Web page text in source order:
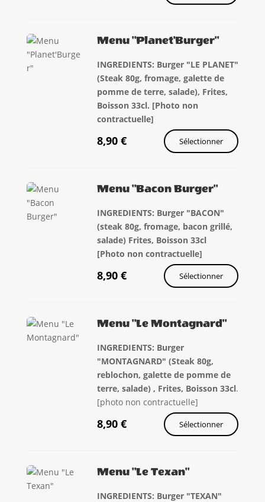
Menu "Planet'Burger"
INGREDIENTS: Burger "LE PLANET"
(Steak 80g, fromage, galette de
pomme de terre, salade), Frites,
Boisson 33cl. [Photo non
contractuelle]
8,90 € Sélectionner
Menu "Bacon Burger"
INGREDIENTS: Burger "BACON"
(steak 80g, fromage, bacon grillé,
salade) Frites, Boisson 33cl
[Photo non contractuelle]
8,90 € Sélectionner
Menu "Le Montagnard"
INGREDIENTS: Burger
"MONTAGNARD" (Steak 80g,
reblochon, galette de pomme de
terre, salade) , Frites, Boisson 33cl.
[photo non contractuelle]
8,90 € Sélectionner
Menu "Le Texan"
INGREDIENTS: Burger "TEXAN"